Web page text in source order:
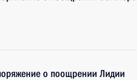
о поощрении Лидии